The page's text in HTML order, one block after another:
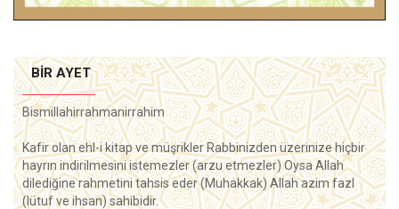
BIR AYET
Bismillahirrahmanirrahim
Kafir olan ehl-i kitap ve müşrikler Rabbinizden üzerinize hiçbir
hayrın indirilmesini istemezler (arzu etmezler) Oysa Allah
dilediğine rahmetini tahsis eder (Muhakkak) Allah azim fazl
(lütuf ve ihsan) sahibidir.